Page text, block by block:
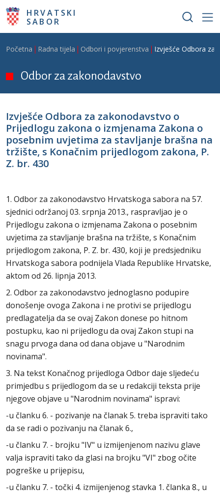
Skoči na glavni sadržaj
HRVATSKI
SABOR
Breadcrumb
Početna Radna tijela Odbori i povjerenstva Izvješće Odbora za
Odbor za zakonodavstvo
Izvješće Odbora za zakonodavstvo o
Prijedlogu zakona o izmjenama Zakona o
posebnim uvjetima za stavljanje brašna na
tržište, s Konačnim prijedlogom zakona, P.
Z. br. 430
1. Odbor za zakonodavstvo Hrvatskoga sabora na 57.
sjednici održanoj 03. srpnja 2013., raspravljao je o
Prijedlogu zakona o izmjenama Zakona o posebnim
uvjetima za stavljanje brašna na tržište, s Konačnim
prijedlogom zakona, P. Z. br. 430, koji je predsjedniku
Hrvatskoga sabora podnijela Vlada Republike Hrvatske,
aktom od 26. lipnja 2013.
2. Odbor za zakonodavstvo jednoglasno podupire
donošenje ovoga Zakona i ne protivi se prijedlogu
predlagatelja da se ovaj Zakon donese po hitnom
postupku, kao ni prijedlogu da ovaj Zakon stupi na
snagu prvoga dana od dana objave u "Narodnim
novinama".
3. Na tekst Konačnog prijedloga Odbor daje sljedeću
primjedbu s prijedlogom da se u redakciji teksta prije
njegove objave u "Narodnim novinama" ispravi:
-u članku 6. - pozivanje na članak 5. treba ispraviti tako
da se radi o pozivanju na članak 6.,
-u članku 7. - brojku "IV" u izmijenjenom nazivu glave
valja ispraviti tako da glasi na brojku "VI" zbog očite
pogreške u prijepisu,
-u članku 7. - točki 4. izmijenjenog stavka 1. članka 8., u